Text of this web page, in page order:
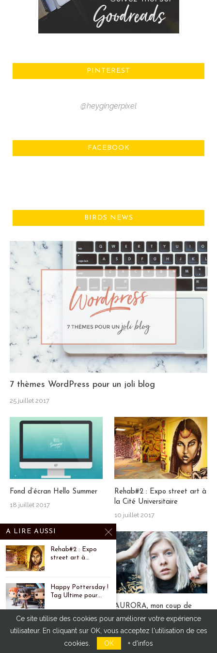
PINTEREST
@heygingerpixel
FACEBOOK
BIRDS NEWS
7 thèmes WordPress pour un joli blog
25 juillet 2017
Fond d’écran Hello Summer
18 juillet 2017
Rehab#2 : Expo street art à
la Cité Universitaire
10 juillet 2017
Happy Pottersday ! Tag
Ultime pour les 20 ans de
Harry Potter
AURORA, mon coup de
coeur venu de Norvège
3 avril 2017
A LIRE AUSSI
Rehab#2 : Expo
street art à...
Happy Pottersday !
Tag Ultime pour...
de coeur venu...
Ce site utilise des cookies pour améliorer votre expérience
utilisateur. En cliquant sur OK, vous acceptez l'utilisation de ces
cookies.
OK + d'infos